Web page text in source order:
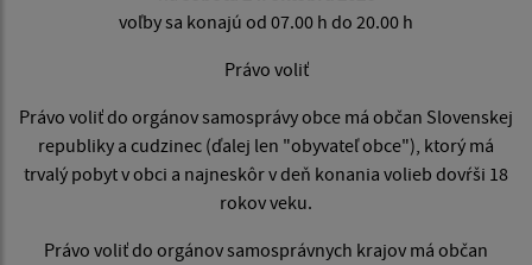
voľby sa konajú od 07.00 h do 20.00 h
Právo voliť
Právo voliť do orgánov samosprávy obce má občan Slovenskej
republiky a cudzinec (ďalej len "obyvateľ obce"), ktorý má
trvalý pobyt v obci a najneskôr v deň konania volieb dovŕši 18
rokov veku.
Právo voliť do orgánov samosprávnych krajov má občan